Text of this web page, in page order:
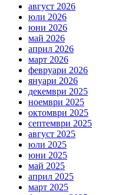
август 2026
юли 2026
юни 2026
май 2026
април 2026
март 2026
февруари 2026
януари 2026
декември 2025
ноември 2025
октомври 2025
септември 2025
август 2025
юли 2025
юни 2025
май 2025
април 2025
март 2025